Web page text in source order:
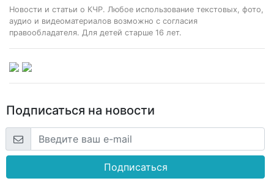
Новости и статьи о КЧР. Любое использование текстовых, фото,
аудио и видеоматериалов возможно с согласия
правообладателя. Для детей старше 16 лет.
Подписаться на новости
Подписаться